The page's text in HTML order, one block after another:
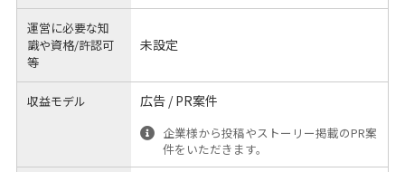
運営に必要な知
識や資格/許認可
等
未設定
収益モデル 広告 / PR案件
企業様から投稿やストーリー掲載のPR案
件をいただきます。